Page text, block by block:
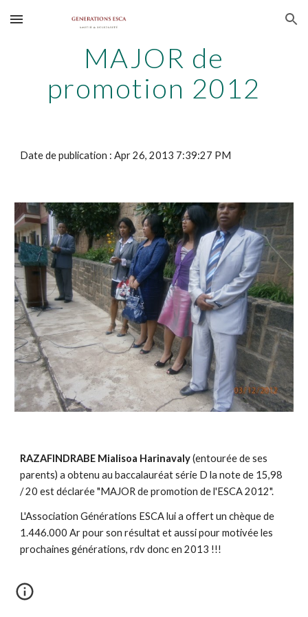
Skip to main content Skip to navigation
MAJOR de
promotion 2012
Date de publication : Apr 26, 2013 7:39:27 PM
RAZAFINDRABE Mialisoa Harinavaly(entourée de ses
parents) a obtenu au baccalauréat série D la note de 15,98
/ 20 est déclarée "MAJOR de promotion de l'ESCA 2012".
L'Association Générations ESCA lui a offert un chèque de
1.446.000 Ar pour son résultat et aussi pour motivée les
prochaines générations, rdv donc en 2013 !!!